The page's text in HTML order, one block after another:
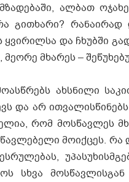
ალბათ
გითხარი?
ყვირილსა და ჩხუბში
მხარეს –
ახსნილი
და არ
რომ მოსწავლეს
მოიქცეს. რა
სხვა